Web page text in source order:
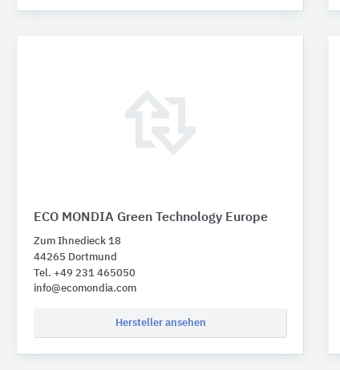
ECO MONDIA Green Technology Europe
Zum Ihnedieck 18
44265 Dortmund
Tel. +49 231 465050
info@ecomondia.com
Hersteller ansehen